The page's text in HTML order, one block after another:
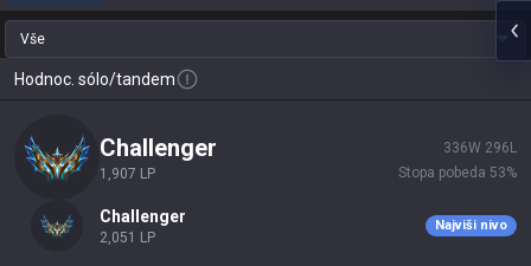
Vše
Hodnoc. sólo/tandem
challenger
1,907 LP
336W 296 L
Stopa pobeda 53%
challenger
2,051 LP
Najviši nivo